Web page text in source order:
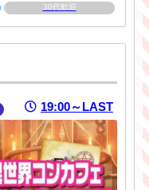
30代歓迎
19:00～LAST